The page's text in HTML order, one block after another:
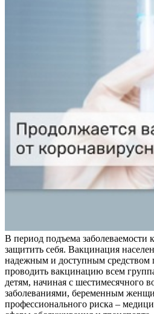
В период подъема заболеваемости
защитить себя. Вакцинация
надежным и доступным средством
проводить вакцинацию всем
детям, начиная с шестимесячного
заболеваниями, беременным
профессионального риска –